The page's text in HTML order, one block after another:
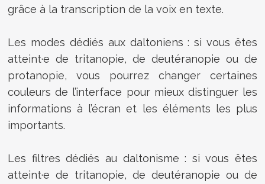
grâce à la transcription de la voix en texte.
Les modes dédiés aux daltoniens : si vous êtes
atteint·e de tritanopie, de deutéranopie ou de
protanopie, vous pourrez changer certaines
couleurs de l’interface pour mieux distinguer les
informations à l’écran et les éléments les plus
importants.
Les filtres dédiés au daltonisme : si vous êtes
atteint·e de tritanopie, de deutéranopie ou de